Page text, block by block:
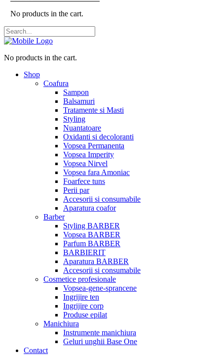
No products in the cart.
No products in the cart.
Shop
Coafura
Sampon
Balsamuri
Tratamente si Masti
Styling
Nuantatoare
Oxidanti si decoloranti
Vopsea Permanenta
Vopsea Imperity
Vopsea Nirvel
Vopsea fara Amoniac
Foarfece tuns
Perii par
Accesorii si consumabile
Aparatura coafor
Barber
Styling BARBER
Vopsea BARBER
Parfum BARBER
BARBIERIT
Aparatura BARBER
Accesorii si consumabile
Cosmetice profesionale
Vopsea-gene-sprancene
Ingrijire ten
Ingrijire corp
Produse epilat
Manichiura
Instrumente manichiura
Geluri unghii Base One
Contact